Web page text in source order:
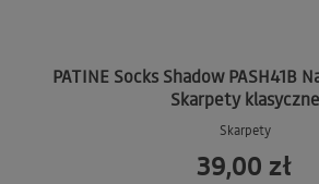
PATINE Socks Shadow PASH41B
Skarpety klasyczne
Skarpety
39,00 zł